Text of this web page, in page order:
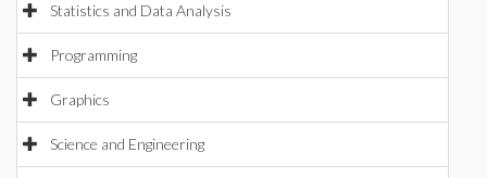
Statistics and Data Analysis
Programming
Graphics
Science and Engineering